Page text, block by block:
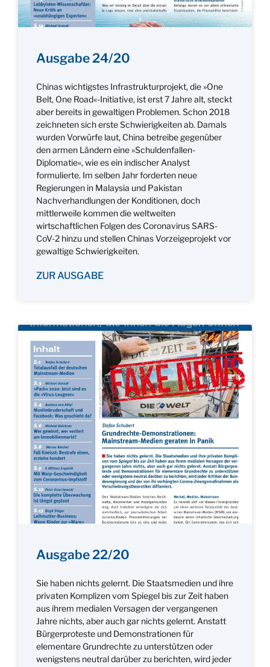
Ausgabe 24/20
Chinas wichtigstes Infrastrukturprojekt, die »One
Belt, One Road«-Initiative, ist erst 7 Jahre alt, steckt
aber bereits in gewaltigen Problemen. Schon 2018
zeichneten sich erste Schwierigkeiten ab. Damals
wurden Vorwürfe laut, China betreibe gegenüber
den armen Ländern eine »Schuldenfallen-
Diplomatie«, wie es ein indischer Analyst
formulierte. Im selben Jahr forderten neue
Regierungen in Malaysia und Pakistan
Nachverhandlungen der Konditionen, doch
mittlerweile kommen die weltweiten
wirtschaftlichen Folgen des Coronavirus SARS-
CoV-2 hinzu und stellen Chinas Vorzeigeprojekt vor
gewaltige Schwierigkeiten.
ZUR AUSGABE
Ausgabe 22/20
Sie haben nichts gelernt. Die Staatsmedien und ihre
privaten Komplizen vom Spiegel bis zur Zeit haben
aus ihrem medialen Versagen der vergangenen
Jahre nichts, aber auch gar nichts gelernt. Anstatt
Bürgerproteste und Demonstrationen für
elementare Grundrechte zu unterstützen oder
wenigstens neutral darüber zu berichten, wird jeder